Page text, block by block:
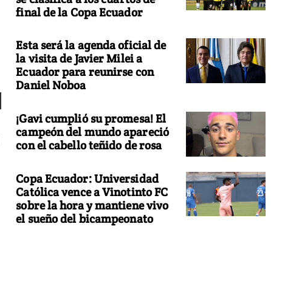
final de la Copa Ecuador
Esta será la agenda oficial de
la visita de Javier Milei a
Ecuador para reunirse con
Daniel Noboa
¡Gavi cumplió su promesa! El
campeón del mundo apareció
con el cabello teñido de rosa
Copa Ecuador: Universidad
Católica vence a Vinotinto FC
sobre la hora y mantiene vivo
el sueño del bicampeonato